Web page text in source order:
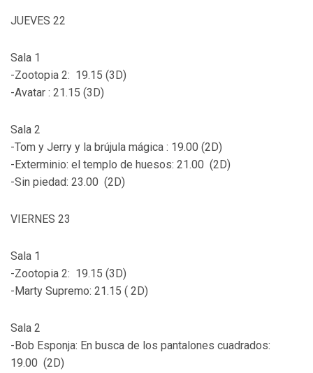
JUEVES 22
Sala 1
-Zootopia 2: 19.15 (3D)
-Avatar : 21.15 (3D)
Sala 2
-Tom y Jerry y la brújula mágica : 19.00 (2D)
-Exterminio: el templo de huesos: 21.00 (2D)
-Sin piedad: 23.00 (2D)
VIERNES 23
Sala 1
-Zootopia 2: 19.15 (3D)
-Marty Supremo: 21.15 ( 2D)
Sala 2
-Bob Esponja: En busca de los pantalones cuadrados:
19.00 (2D)